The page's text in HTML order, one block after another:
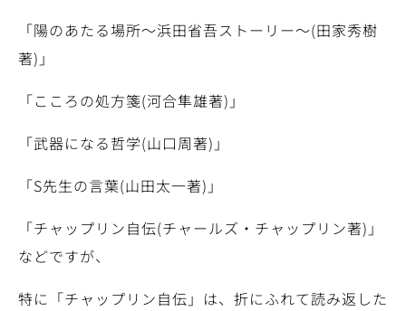
「陽のあたる場所～浜田省吾ストーリー～(田家秀樹
著)」
「こころの処方箋(河合隼雄著)」
「武器になる哲学(山口周著)」
「S先生の言葉(山田太一著)」
「チャップリン自伝(チャールズ・チャップリン著)」
などですが、
特に「チャップリン自伝」は、折にふれて読み返した